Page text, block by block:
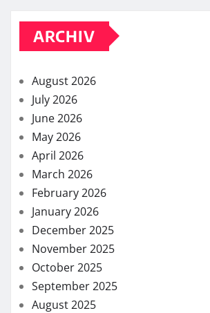
ARCHIV
August 2026
July 2026
June 2026
May 2026
April 2026
March 2026
February 2026
January 2026
December 2025
November 2025
October 2025
September 2025
August 2025